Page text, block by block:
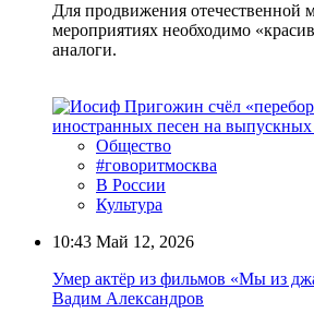
Для продвижения отечественной
мероприятиях необходимо
аналоги.
Общество
#говоритмосква
В России
Культура
10:43 Май 12, 2026
Умер актёр из фильмов «Мы из
Вадим Александров